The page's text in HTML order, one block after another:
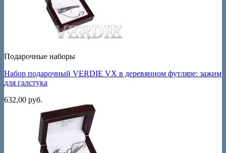
Подарочные наборы
Набор подарочный VERDIE VX в деревянном футляре: зажим
для галстука
632,00 руб.